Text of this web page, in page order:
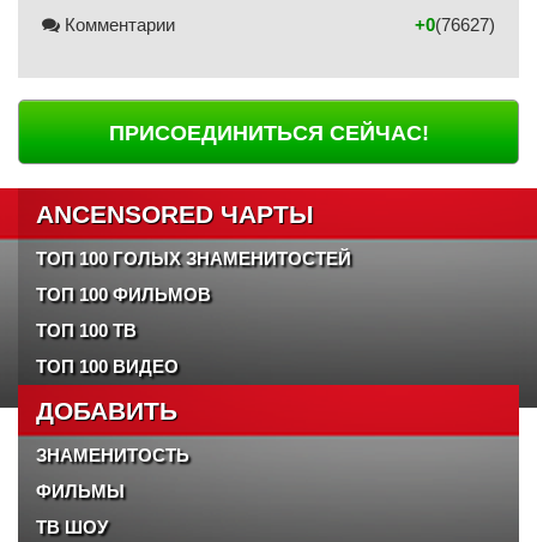
Комментарии (76627)
+0
ПРИСОЕДИНИТЬСЯ СЕЙЧАС!
ANCENSORED ЧАРТЫ
ТОП 100 ГОЛЫХ ЗНАМЕНИТОСТЕЙ
ТОП 100 ФИЛЬМОВ
ТОП 100 ТВ
ТОП 100 ВИДЕО
ДОБАВИТЬ
ЗНАМЕНИТОСТЬ
ФИЛЬМЫ
ТВ ШОУ